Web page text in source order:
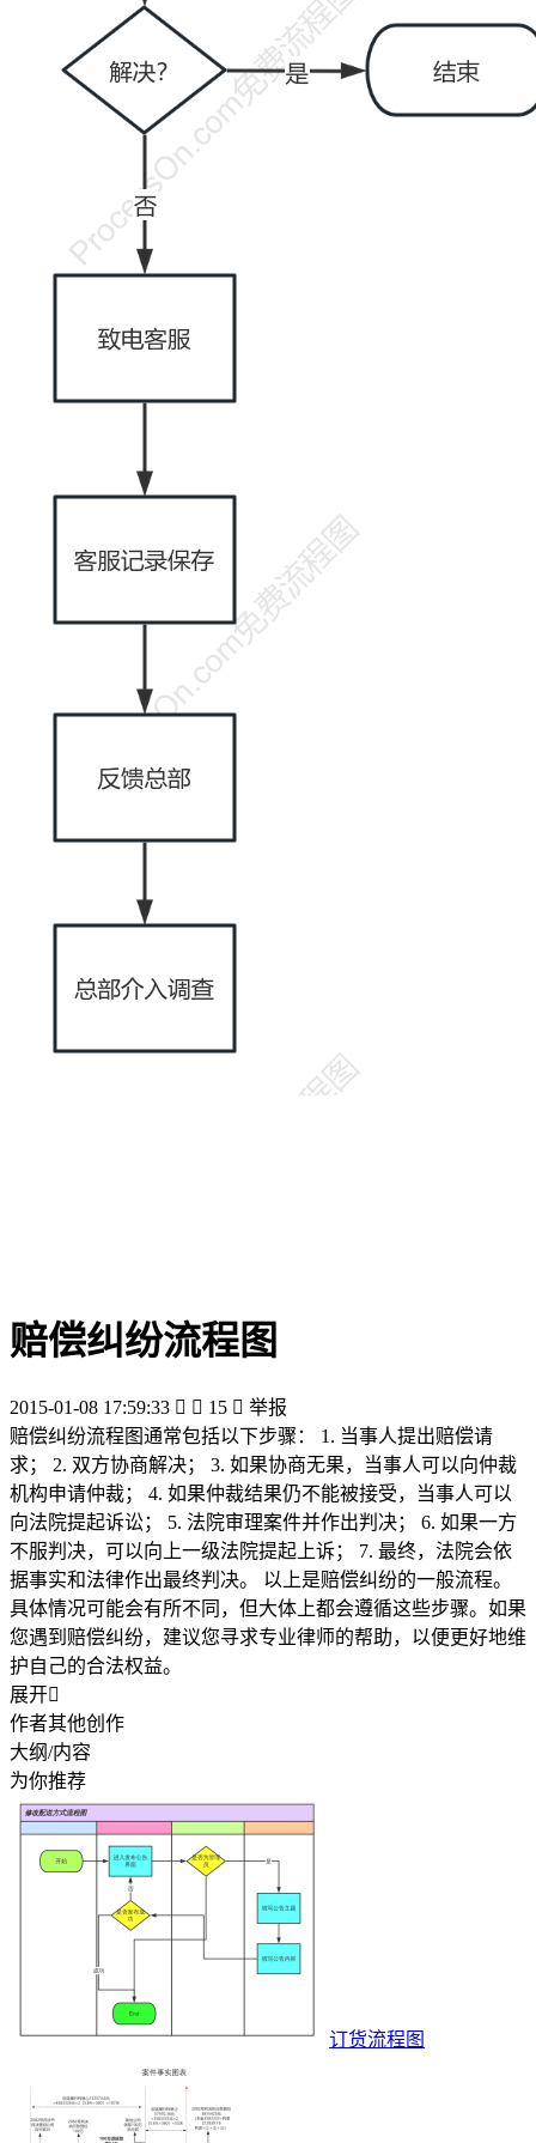
赔偿纠纷流程图
2015-01-08 17:59:33   15  举报
赔偿纠纷流程图通常包括以下步骤： 1. 当事人提出赔偿请
求； 2. 双方协商解决； 3. 如果协商无果，当事人可以向仲裁
机构申请仲裁； 4. 如果仲裁结果仍不能被接受，当事人可以
向法院提起诉讼； 5. 法院审理案件并作出判决； 6. 如果一方
不服判决，可以向上一级法院提起上诉； 7. 最终，法院会依
据事实和法律作出最终判决。 以上是赔偿纠纷的一般流程。
具体情况可能会有所不同，但大体上都会遵循这些步骤。如果
您遇到赔偿纠纷，建议您寻求专业律师的帮助，以便更好地维
护自己的合法权益。
展开
作者其他创作
大纲/内容
为你推荐
订货流程图